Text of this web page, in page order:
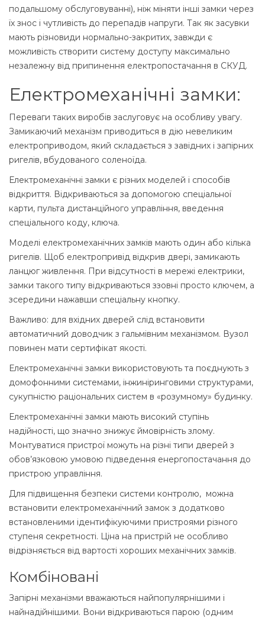
подальшому обслуговуванні), ніж міняти інші замки через
їх знос і чутливість до перепадів напруги. Так як засувки
мають різновиди нормально-закритих, завжди є
можливість створити систему доступу максимально
незалежну від припинення електропостачання в СКУД.
Електромеханічні замки:
Переваги таких виробів заслуговує на особливу увагу.
Замикаючий механізм приводиться в дію невеликим
електроприводом, який складається з завідних і запірних
ригелів, вбудованого соленоїда.
Електромеханічні замки є різних моделей і способів
відкриття. Відкриваються за допомогою спеціальної
карти, пульта дистанційного управління, введення
спеціального коду, ключа.
Моделі електромеханічних замків мають один або кілька
ригелів. Щоб електропривід відкрив двері, замикають
ланцюг живлення. При відсутності в мережі електрики,
замки такого типу відкриваються ззовні просто ключем, а
зсередини нажавши спеціальну кнопку.
Важливо: для вхідних дверей слід встановити
автоматичний доводчик з гальмівним механізмом. Вузол
повинен мати сертифікат якості.
Електромеханічні замки використовують та поєднують з
домофонними системами, інжиніринговими структурами,
сукупністю раціональних систем в «розумному» будинку.
Електромеханічні замки мають високий ступінь
надійності, що значно знижує ймовірність злому.
Монтуватися пристрої можуть на різні типи дверей з
обов’язковою умовою підведення енергопостачання до
пристрою управління.
Для підвищення безпеки системи контролю, можна
встановити електромеханічний замок з додатково
встановленими ідентифікуючими пристроями різного
ступеня секретності. Ціна на пристрій не особливо
відрізняється від вартості хороших механічних замків.
Комбіновані
Запірні механізми вважаються найпопулярнішими і
найнадійнішими. Вони відкриваються парою (одним